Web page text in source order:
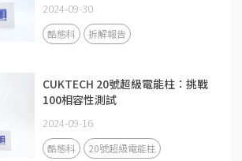
2024-09-30
酷態科 拆解報告
CUKTECH 20號超級電能柱：挑戰
100相容性測試
2024-09-16
酷態科 20號超級電能柱